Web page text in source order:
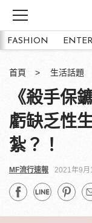
FASHION
首頁 生活話題
《殺手保
虧缺乏性
紮？！
MF流行速報 2021年9月